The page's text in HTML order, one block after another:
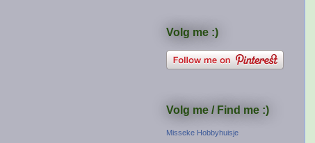
Volg me :)
Volg me / Find me :)
Misseke Hobbyhuisje